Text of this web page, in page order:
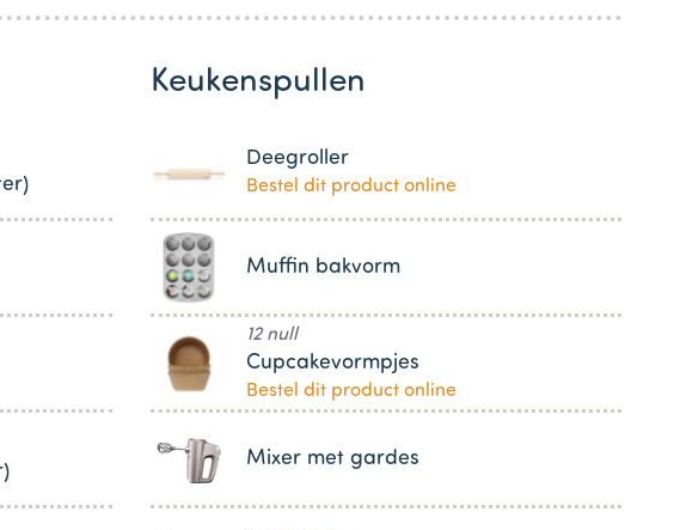
Keukenspullen
Deegroller
Bestel dit product online
Muffin bakvorm
12 null
Cupcakevormpjes
Bestel dit product online
Mixer met gardes